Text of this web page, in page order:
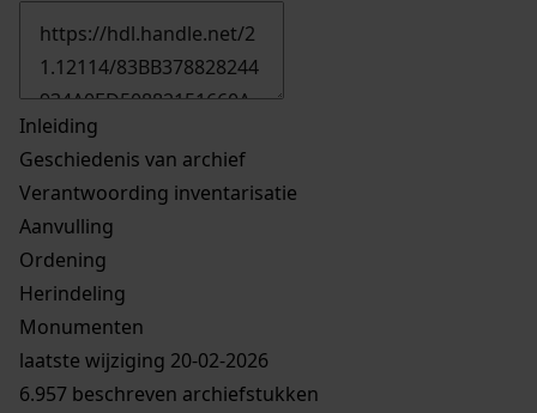
Inleiding
Geschiedenis van archief
Verantwoording inventarisatie
Aanvulling
Ordening
Herindeling
Monumenten
laatste wijziging 20-02-2026
6.957 beschreven archiefstukken